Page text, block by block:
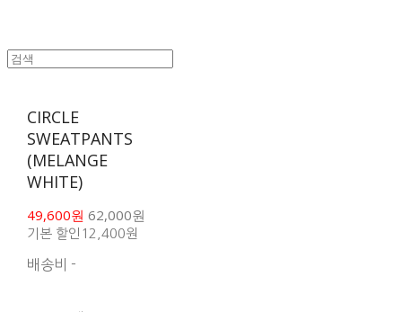
CIRCLE
SWEATPANTS
(MELANGE
WHITE)
49,600원 62,000원
기본 할인 12,400원
배송비 -